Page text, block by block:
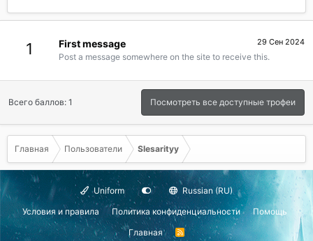
1 29 Сен 2024
First message
Post a message somewhere on the site to receive this.
Всего баллов: 1 Посмотреть все доступные трофеи
Главная Пользователи Slesarityy
Uniform
Russian (RU)
Условия и правила
Политика конфиденциальности
Помощь
Главная
R